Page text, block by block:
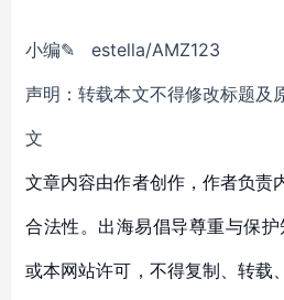
小编✎ estella/AMZ123
声明：转载本文不得修改标题及
文
文章内容由作者创作，作者负责
合法性。出海易倡导尊重与保
或本网站许可，不得复制、转载